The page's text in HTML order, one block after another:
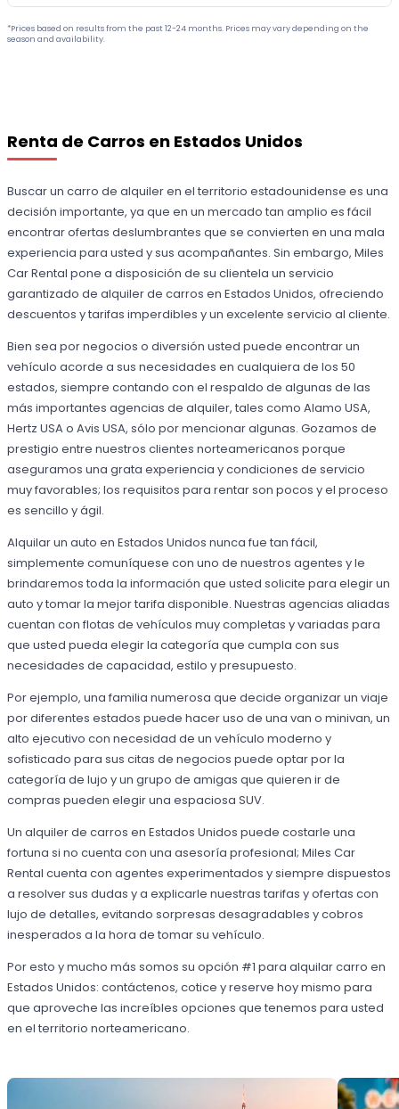
*Prices based on results from the past 12-24 months. Prices may vary depending on the
season and availability.
Renta de Carros en Estados Unidos
Buscar un carro de alquiler en el territorio estadounidense es una
decisión importante, ya que en un mercado tan amplio es fácil
encontrar ofertas deslumbrantes que se convierten en una mala
experiencia para usted y sus acompañantes. Sin embargo, Miles
Car Rental pone a disposición de su clientela un servicio
garantizado de alquiler de carros en Estados Unidos, ofreciendo
descuentos y tarifas imperdibles y un excelente servicio al cliente.
Bien sea por negocios o diversión usted puede encontrar un
vehículo acorde a sus necesidades en cualquiera de los 50
estados, siempre contando con el respaldo de algunas de las
más importantes agencias de alquiler, tales como Alamo USA,
Hertz USA o Avis USA, sólo por mencionar algunas. Gozamos de
prestigio entre nuestros clientes norteamericanos porque
aseguramos una grata experiencia y condiciones de servicio
muy favorables; los requisitos para rentar son pocos y el proceso
es sencillo y ágil.
Alquilar un auto en Estados Unidos nunca fue tan fácil,
simplemente comuníquese con uno de nuestros agentes y le
brindaremos toda la información que usted solicite para elegir un
auto y tomar la mejor tarifa disponible. Nuestras agencias aliadas
cuentan con flotas de vehículos muy completas y variadas para
que usted pueda elegir la categoría que cumpla con sus
necesidades de capacidad, estilo y presupuesto.
Por ejemplo, una familia numerosa que decide organizar un viaje
por diferentes estados puede hacer uso de una van o minivan, un
alto ejecutivo con necesidad de un vehículo moderno y
sofisticado para sus citas de negocios puede optar por la
categoría de lujo y un grupo de amigas que quieren ir de
compras pueden elegir una espaciosa SUV.
Un alquiler de carros en Estados Unidos puede costarle una
fortuna si no cuenta con una asesoría profesional; Miles Car
Rental cuenta con agentes experimentados y siempre dispuestos
a resolver sus dudas y a explicarle nuestras tarifas y ofertas con
lujo de detalles, evitando sorpresas desagradables y cobros
inesperados a la hora de tomar su vehículo.
Por esto y mucho más somos su opción #1 para alquilar carro en
Estados Unidos: contáctenos, cotice y reserve hoy mismo para
que aproveche las increíbles opciones que tenemos para usted
en el territorio norteamericano.